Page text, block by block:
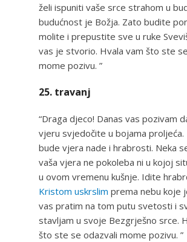
želi ispuniti vaše srce strahom u
budućnost je Božja. Zato budite
molite i prepustite sve u ruke
vas je stvorio. Hvala vam što ste
mome pozivu. ”
25. travanj
“Draga djeco! Danas vas pozivam
vjeru svjedočite u bojama proljeća.
bude vjera nade i hrabrosti. Neka
vaša vjera ne pokoleba ni u kojoj
u ovom vremenu kušnje. Idite
Kristom uskrslim prema nebu koje
vas pratim na tom putu svetosti i
stavljam u svoje Bezgrješno srce.
što ste se odazvali mome pozivu. ”